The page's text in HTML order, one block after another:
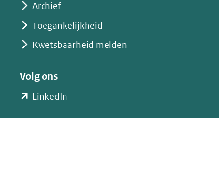
Archief
Toegankelijkheid
Kwetsbaarheid melden
Volg ons
LinkedIn